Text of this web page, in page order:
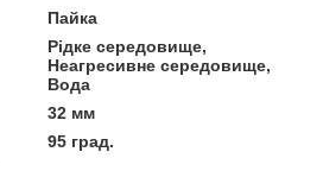
Пайка
Рідке середовище,
Неагресивне середовище,
Вода
32 мм
95 град.